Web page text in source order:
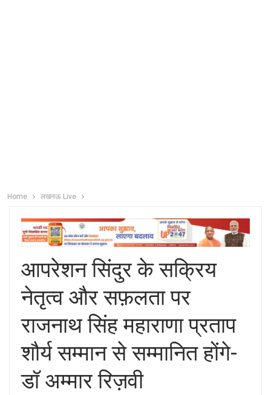
Home लखनऊ Live
आपरेशन सिंदुर के सक्रिय
नेतृत्व और सफ़लता पर
राजनाथ सिंह महाराणा प्रताप
शौर्य सम्मान से सम्मानित होंगे-
डॉ अम्मार रिज़वी